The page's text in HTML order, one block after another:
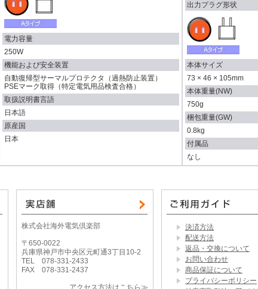
電力容量
250W
機能および安全装置
自動復帰型サーマルプロテクタ（過熱防止装置）
PSEマーク取得（特定電気用品検査合格）
取扱説明書言語
日本語
原産国
日本
出力プラグ形状
本体サイズ
73 × 46 × 105mm
本体重量(NW)
750g
梱包重量(GW)
0.8kg
付属品
なし
株式会社海外電気倶楽部
〒650-0022
兵庫県神戸市中央区元町通3丁目10-2
TEL 078-331-2433
FAX 078-331-2437
アクセス方法はこちら≫
決済方法
配送方法
返品・交換について
お問い合わせ
商品保証について
プライバシーポリシー